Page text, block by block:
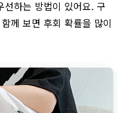
선하는 방법이 있어요. 구
께 보면 후회 확률을 많이